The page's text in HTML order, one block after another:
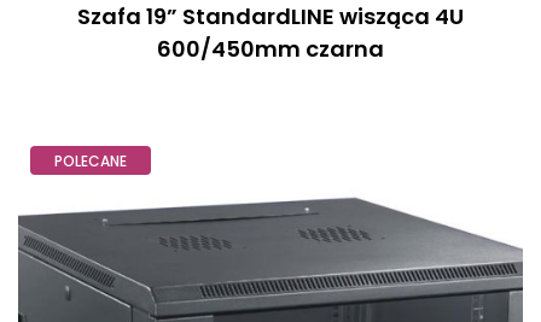
Szafa 19” StandardLINE wisząca 4U
600/450mm czarna
POLECANE